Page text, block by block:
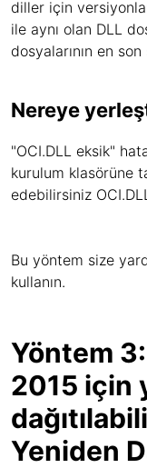
diller için
ile aynı olan DLL
dosyalarının en
Nereye
"OCI.DLL eksik"
kurulum klasörüne
edebilirsiniz
Bu yöntem size
kullanın.
Yöntem
2015 için
Yeniden